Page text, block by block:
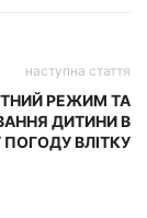
наступна стаття
РЕЖИМ ТА
ДИТИНИ В
ВЛІТКУ